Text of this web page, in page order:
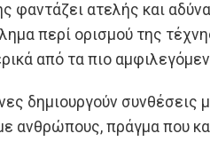
φαντάζει ατελής και
περί ορισμού της
από τα πιο
δημιουργούν
ανθρώπους, πράγμα που